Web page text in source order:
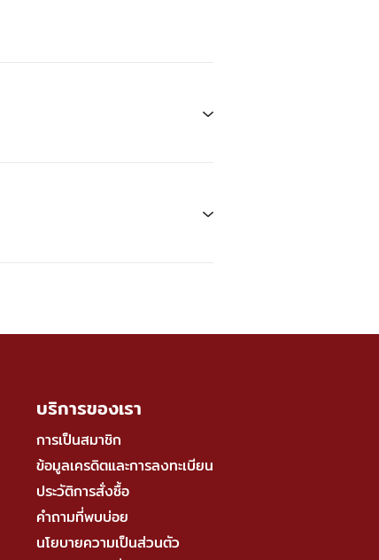
บริการของเรา
การเป็นสมาชิก
ข้อมูลเครดิตและการลงทะเบียน
ประวัติการสั่งซื้อ
คำถามที่พบบ่อย
นโยบายความเป็นส่วนตัว